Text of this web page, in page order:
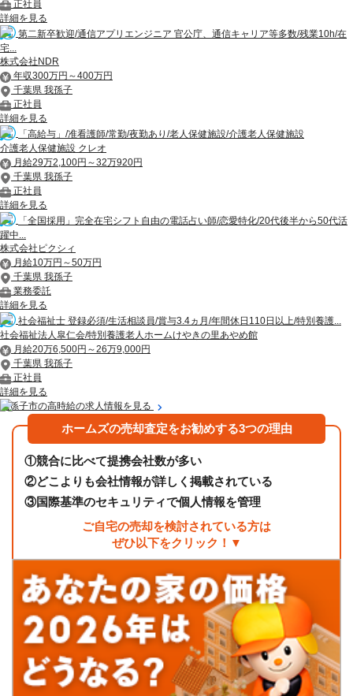
正社員
詳細を見る
第二新卒歓迎/通信アプリエンジニア 官公庁、通信キャリア等多数/残業10h/在
宅...
株式会社NDR
年収300万円～400万円
千葉県 我孫子
正社員
詳細を見る
「高給与」/准看護師/常勤/夜勤あり/老人保健施設/介護老人保健施設
介護老人保健施設 クレオ
月給29万2,100円～32万920円
千葉県 我孫子
正社員
詳細を見る
「全国採用」完全在宅シフト自由の電話占い師/恋愛特化/20代後半から50代活
躍中...
株式会社ピクシィ
月給10万円～50万円
千葉県 我孫子
業務委託
詳細を見る
社会福祉士 登録必須/生活相談員/賞与3.4ヵ月/年間休日110日以上/特別養護...
社会福祉法人皐仁会/特別養護老人ホームけやきの里あやめ館
月給20万6,500円～26万9,000円
千葉県 我孫子
正社員
詳細を見る
我孫子市の高時給の求人情報を見る
ホームズの売却査定をお勧めする3つの理由
①競合に比べて提携会社数が多い
②どこよりも会社情報が詳しく掲載されている
③国際基準のセキュリティで個人情報を管理
ご自宅の売却を検討されている方は
ぜひ以下をクリック！▼